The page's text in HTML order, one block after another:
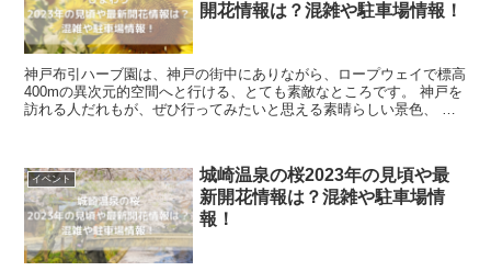
開花情報は？混雑や駐車場情報！
神戸布引ハーブ園は、神戸の街中にありながら、ロープウェイで標高
400mの異次元的空間へと行ける、とても素敵なところです。 神戸を
訪れる人だれもが、ぜひ行ってみたいと思える素晴らしい景色、 自
イベント
城崎温泉の桜2023年の見頃や最
新開花情報は？混雑や駐車場情
報！